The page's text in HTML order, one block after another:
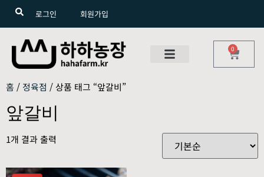
로그인 회원가입
0
홈 / 정육점 / 상품 태그 “앞갈비”
앞갈비
1개 결과 출력